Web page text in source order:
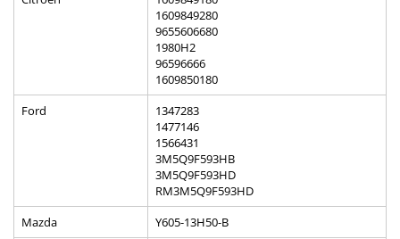
1609849280
9655606680
1980H2
96596666
1609850180
Ford
1347283
1477146
1566431
3M5Q9F593HB
3M5Q9F593HD
RM3M5Q9F593HD
Mazda
Y605-13H50-B